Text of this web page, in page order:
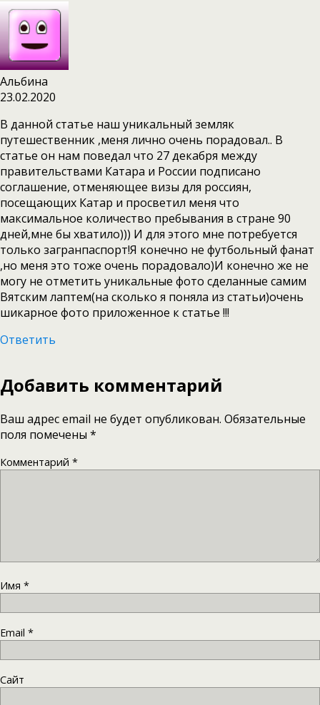
Альбина
23.02.2020
В данной статье наш уникальный земляк
путешественник ,меня лично очень порадовал.. В
статье он нам поведал что 27 декабря между
правительствами Катара и России подписано
соглашение, отменяющее визы для россиян,
посещающих Катар и просветил меня что
максимальное количество пребывания в стране 90
дней,мне бы хватило))) И для этого мне потребуется
только загранпаспорт!Я конечно не футбольный фанат
,но меня это тоже очень порадовало)И конечно же не
могу не отметить уникальные фото сделанные самим
Вятским лаптем(на сколько я поняла из статьи)очень
шикарное фото приложенное к статье !!!
Ответить
Добавить комментарий
Ваш адрес email не будет опубликован. Обязательные
поля помечены *
Комментарий *
Имя *
Email *
Сайт